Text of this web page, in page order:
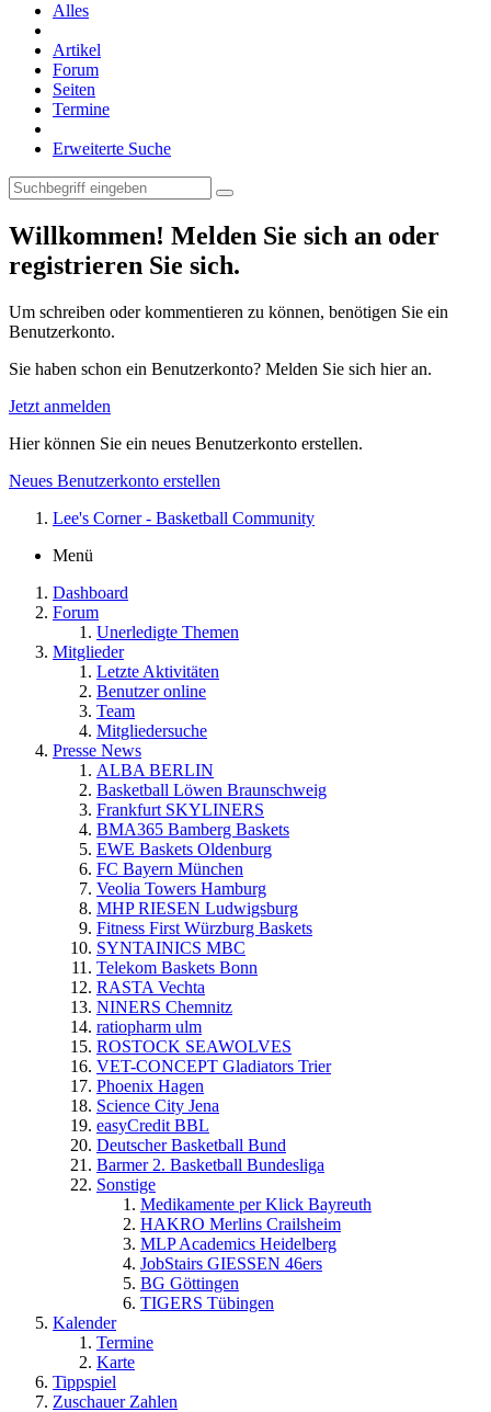
Alles
Artikel
Forum
Seiten
Termine
Erweiterte Suche
Willkommen! Melden Sie sich an oder
registrieren Sie sich.
Um schreiben oder kommentieren zu können, benötigen Sie ein
Benutzerkonto.
Sie haben schon ein Benutzerkonto? Melden Sie sich hier an.
Jetzt anmelden
Hier können Sie ein neues Benutzerkonto erstellen.
Neues Benutzerkonto erstellen
Lee's Corner - Basketball Community
Menü
Dashboard
Forum
Unerledigte Themen
Mitglieder
Letzte Aktivitäten
Benutzer online
Team
Mitgliedersuche
Presse News
ALBA BERLIN
Basketball Löwen Braunschweig
Frankfurt SKYLINERS
BMA365 Bamberg Baskets
EWE Baskets Oldenburg
FC Bayern München
Veolia Towers Hamburg
MHP RIESEN Ludwigsburg
Fitness First Würzburg Baskets
SYNTAINICS MBC
Telekom Baskets Bonn
RASTA Vechta
NINERS Chemnitz
ratiopharm ulm
ROSTOCK SEAWOLVES
VET-CONCEPT Gladiators Trier
Phoenix Hagen
Science City Jena
easyCredit BBL
Deutscher Basketball Bund
Barmer 2. Basketball Bundesliga
Sonstige
Medikamente per Klick Bayreuth
HAKRO Merlins Crailsheim
MLP Academics Heidelberg
JobStairs GIESSEN 46ers
BG Göttingen
TIGERS Tübingen
Kalender
Termine
Karte
Tippspiel
Zuschauer Zahlen